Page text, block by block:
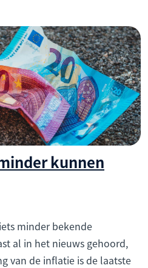
kunnen
minder bekende
al in het nieuws gehoord,
van de inflatie is de laatste